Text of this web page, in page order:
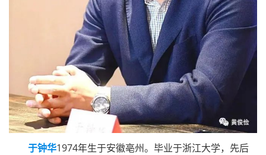
于钟华1974年生于安徽亳州。毕业于浙江大学，先后